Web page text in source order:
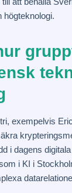
högteknologi.
exempelvis
i dagens
i KI i